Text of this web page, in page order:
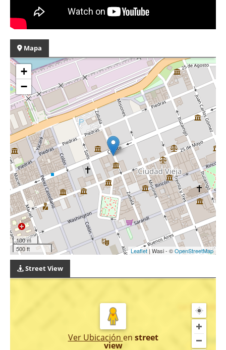
Mapa
+
−
100 m
500 ft
Leaflet | Wasi - ©OpenStreetMap
Street View
Ver Ubicación en street
view